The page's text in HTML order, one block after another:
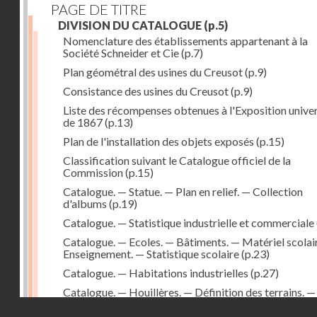
PAGE DE TITRE
DIVISION DU CATALOGUE (p.5)
Nomenclature des établissements appartenant à la
Société Schneider et Cie(p.7)
Plan géométral des usines du Creusot(p.9)
Consistance des usines du Creusot(p.9)
Liste des récompenses obtenues à l'Exposition
de 1867(p.13)
Plan de l'installation des objets exposés (p.15)
Classification suivant le Catalogue officiel de la
Commission(p.15)
Catalogue. — Statue. — Plan en relief. — Collection
d'albums (p.19)
Catalogue. — Statistique industrielle et commerciale
Catalogue. — Ecoles. — Bâtiments. — Matériel
Enseignement. — Statistique scolaire(p.23)
Catalogue. — Habitations industrielles (p.27)
Catalogue. — Houillères. — Définition des terrains. —